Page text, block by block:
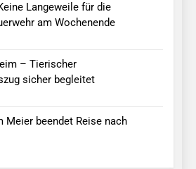
Langeweile für die
am Wochenende
– Tierischer
sicher begleitet
Meier beendet Reise nach